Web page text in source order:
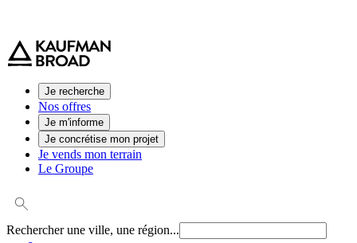
Je recherche
Nos offres
Je m'informe
Je concrétise mon projet
Je vends mon terrain
Le Groupe
Rechercher une ville, une région...